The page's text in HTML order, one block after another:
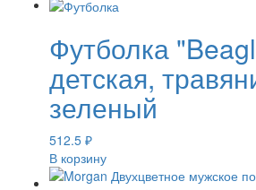
Футболка
детская,
зеленый
512.5 ₽
В корзину